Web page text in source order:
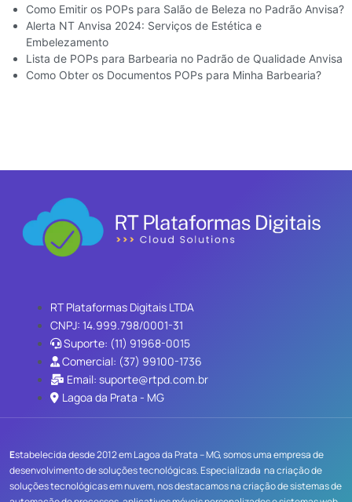
Como Emitir os POPs para Salão de Beleza no Padrão Anvisa?​
Alerta NT Anvisa 2024: Serviços de Estética e
Embelezamento
Lista de POPs para Barbearia no Padrão de Qualidade Anvisa
Como Obter os Documentos POPs para Minha Barbearia?
RT Plataformas Digitais LTDA
CNPJ: 14.999.798/0001-31
Suporte: (11) 91968-0015
Comercial: (37) 99100-1736
Email: suporte@rtpd.com.br
Lagoa da Prata - MG
Estabelecida desde 2012 em Lagoa da Prata – MG, somos uma empresa de
desenvolvimento de soluções tecnológicas. Especializada na criação de
soluções tecnológicas em nuvem, nos destacamos na criação de sistemas de